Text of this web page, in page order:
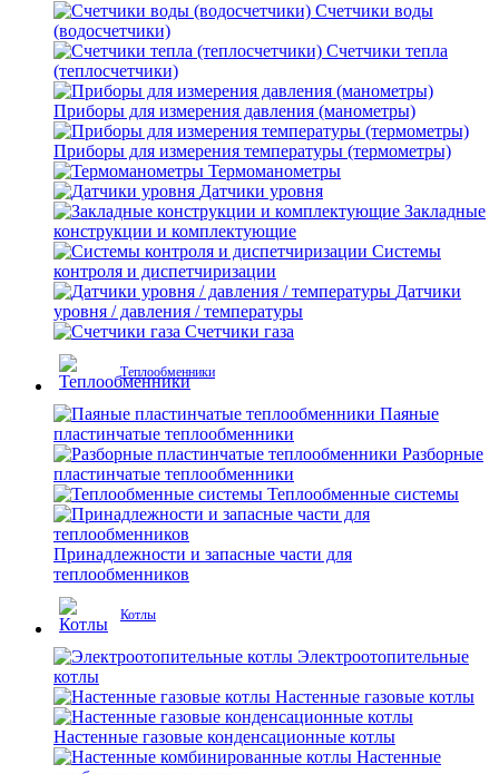
Счетчики воды
(водосчетчики)
Счетчики тепла
(теплосчетчики)
Приборы для измерения давления (манометры)
Приборы для измерения температуры (термометры)
Термоманометры
Датчики уровня
Закладные
конструкции и комплектующие
Системы
контроля и диспетчиризации
Датчики
уровня / давления / температуры
Счетчики газа
Теплообменники
Паяные
пластинчатые теплообменники
Разборные
пластинчатые теплообменники
Теплообменные системы
Принадлежности и запасные части для
теплообменников
Котлы
Электроотопительные
котлы
Настенные газовые котлы
Настенные газовые конденсационные котлы
Настенные